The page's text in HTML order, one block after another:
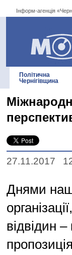
Інформ-агенція
Інформ-
Політична
Чернігівщина
27.11.2017
Днями
відвідин